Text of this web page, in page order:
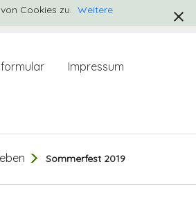
Impressum
Sommerfest 2019
Cookies zu. Weitere